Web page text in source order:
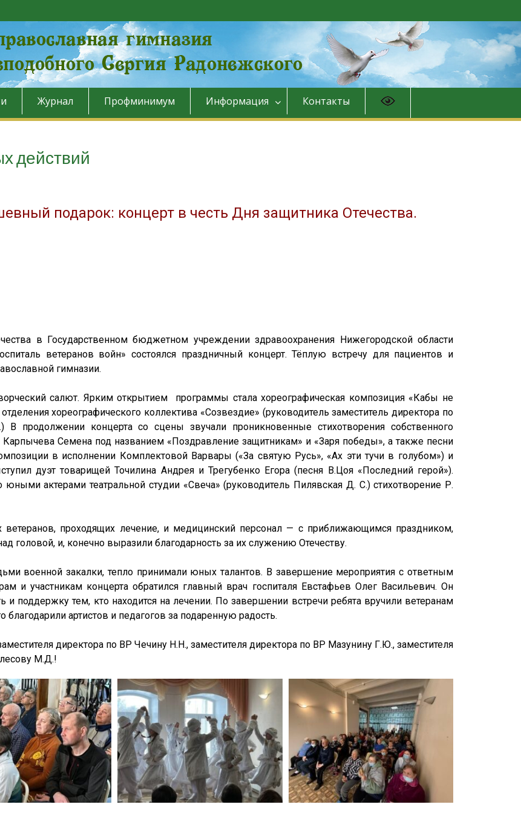
Журнал Профминимум Информация Контакты
действий
подарок: концерт в честь Дня защитника Отечества.
в Государственном бюджетном учреждении здравоохранения Нижегородской области
ветеранов войн» состоялся праздничный концерт. Тёплую встречу для пациентов и
гимназии.
салют. Ярким открытием программы стала хореографическая композиция «Кабы не
хореографического коллектива «Созвездие» (руководитель заместитель директора по
продолжении концерта со сцены звучали проникновенные стихотворения собственного
Семена под названием «Поздравление защитникам» и «Заря победы», а также песни
в исполнении Комплектовой Варвары («За святую Русь», «Ах эти тучи в голубом») и
дуэт товарищей Точилина Андрея и Трегубенко Егора (песня В.Цоя «Последний герой»).
актерами театральной студии «Свеча» (руководитель Пилявская Д. С.) стихотворение Р.
ветеранов, проходящих лечение, и медицинский персонал — с приближающимся праздником,
головой, и, конечно выразили благодарность за их служению Отечеству.
военной закалки, тепло принимали юных талантов. В завершение мероприятия с ответным
и участникам концерта обратился главный врач госпиталя Евстафьев Олег Васильевич. Он
и поддержку тем, кто находится на лечении. По завершении встречи ребята вручили ветеранам
артистов и педагогов за подаренную радость.
директора по ВР Чечину Н.Н., заместителя директора по ВР Мазунину Г.Ю., заместителя
М.Д.!